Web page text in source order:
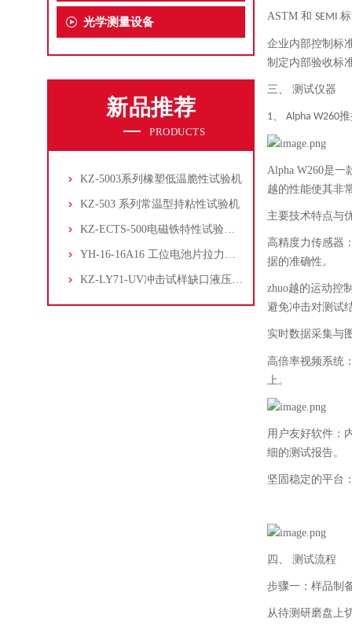
光学测量设备
新品推荐
PRODUCTS
KZ-5003系列橡塑低温脆性试验机
KZ-503 系列常温型持粘性试验机
KZ-ECTS-500电磁铁特性试验系统
YH-16-16A16 工位电池片拉力试验机
KZ-LY71-UV冲击试样缺口液压拉床
ASTM 和 SEMI
企业内部控制标
制定内部验收标
三、 测试仪器
1、 Alpha W260推
Alpha W260是一
越的性能使其非
主要技术特点与
高精度力传感器
据的准确性。
zhuo越的运动控
避免冲击对测试
实时数据采集与
高倍率视频系统
上。
用户友好软件：
细的测试报告。
坚固稳定的平台
四、 测试流程
步骤一：样品制
从待测研磨盘上